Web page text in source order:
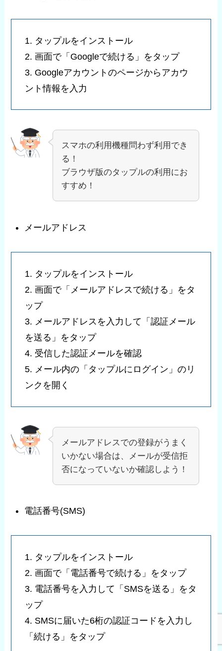
1. タップルをインストール
2. 画面で「Googleで続ける」をタップ
3. Googleアカウントのページからアカウ
ント情報を入力
スマホの利用機種問わず利用でき
る！
ブラウザ版のタップルの利用にお
すすめ！
メールアドレス
1. タップルをインストール
2. 画面で「メールアドレスで続ける」をタ
ップ
3. メールアドレスを入力して「認証メール
を送る」をタップ
4. 受信した認証メールを確認
5. メール内の「タップルにログイン」のリ
ンクを開く
メールアドレスでの登録がうまく
いかない場合は、メールが受信拒
否になっていないか確認しよう！
電話番号(SMS)
1. タップルをインストール
2. 画面で「電話番号で続ける」をタップ
3. 電話番号を入力して「SMSを送る」をタ
ップ
4. SMSに届いた6桁の認証コードを入力し
「続ける」をタップ